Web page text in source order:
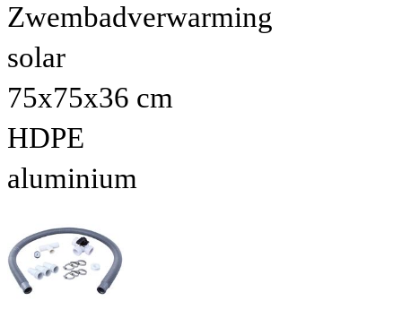
Zwembadverwarming
solar
75x75x36 cm
HDPE
aluminium